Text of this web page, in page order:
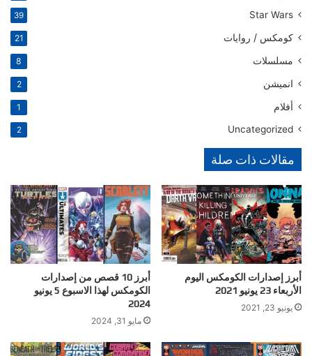
Star Wars
39
كومكس / روايات 21
مسلسلات 8
انميشن 2
أفلام 1
Uncategorized
2
مقالات ذات صلة
أبرز إصدارات الكومكس اليوم
الأربعاء 23 يونيو 2021
يونيو 23, 2021
أبرز 10 قصص من إصدارات
الكومكس لهذا الاسبوع 5 يونيو
2024
مايو 31, 2024